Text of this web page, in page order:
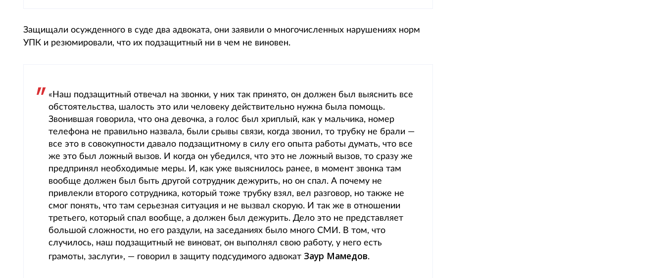
Защищали осужденного в суде два адвоката, они заявили о многочисленных нарушениях норм
УПК и резюмировали, что их подзащитный ни в чем не виновен.
«Наш подзащитный отвечал на звонки, у них так принято, он должен был выяснить все
обстоятельства, шалость это или человеку действительно нужна была помощь.
Звонившая говорила, что она девочка, а голос был хриплый, как у мальчика, номер
телефона не правильно назвала, были срывы связи, когда звонил, то трубку не брали —
все это в совокупности давало подзащитному в силу его опыта работы думать, что все
же это был ложный вызов. И когда он убедился, что это не ложный вызов, то сразу же
предпринял необходимые меры. И, как уже выяснилось ранее, в момент звонка там
вообще должен был быть другой сотрудник дежурить, но он спал. А почему не
привлекли второго сотрудника, который тоже трубку взял, вел разговор, но также не
смог понять, что там серьезная ситуация и не вызвал скорую. И так же в отношении
третьего, который спал вообще, а должен был дежурить. Дело это не представляет
большой сложности, но его раздули, на заседаниях было много СМИ. В том, что
случилось, наш подзащитный не виноват, он выполнял свою работу, у него есть
грамоты, заслуги», — говорил в защиту подсудимого адвокат Заур Мамедов.